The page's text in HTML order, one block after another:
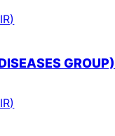
GROUP)